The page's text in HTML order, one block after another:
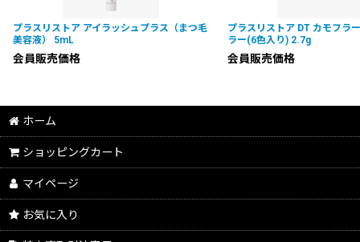
プラスリストア アイラッシュプラス（まつ毛
美容液） 5mL
会員販売価格
プラスリストア DT カモフラ
ラー(6色入り) 2.7g
会員販売価格
ホーム
ショッピングカート
マイページ
お気に入り